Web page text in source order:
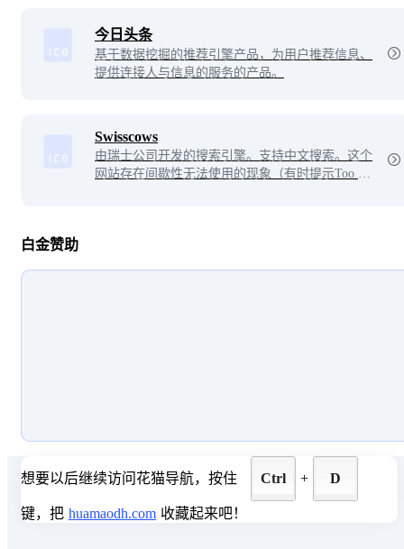
今日头条
基于数据挖掘的推荐引擎产品，为用户推荐信息、
提供连接人与信息的服务的产品。
Swisscows
由瑞士公司开发的搜索引擎。支持中文搜索。这个
网站存在间歇性无法使用的现象（有时提示Too ma
白金赞助
想要以后继续访问花猫导航，按住 Ctrl + D
键，把 huamaodh.com 收藏起来吧！